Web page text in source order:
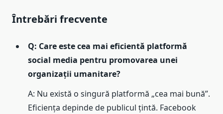
Întrebări frecvente
Q: Care este cea mai eficientă platformă
social media pentru promovarea unei
organizații umanitare?
A: Nu există o singură platformă „cea mai bună”.
Eficiența depinde de publicul țintă. Facebook